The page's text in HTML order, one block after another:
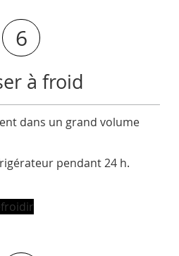
6
à froid
dans un grand volume
pendant 24 h.